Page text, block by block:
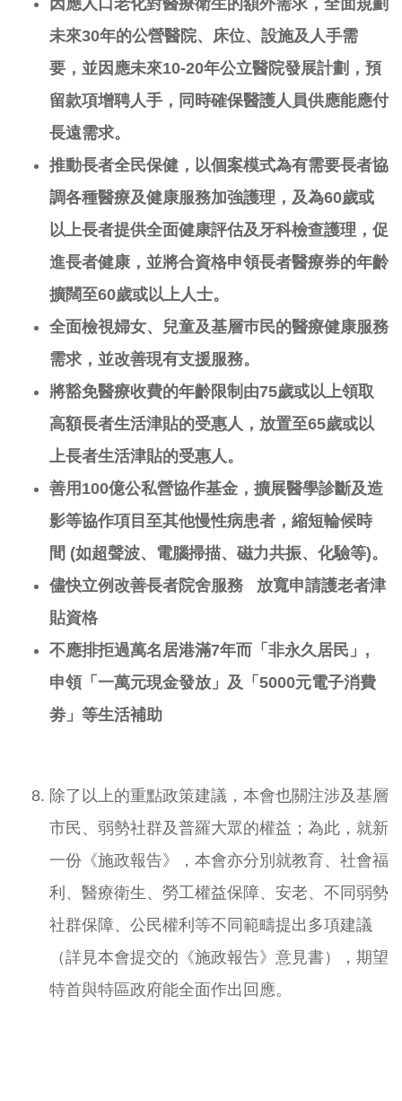
因應人口老化對醫療衛生的額外需求，全面規劃
未來30年的公營醫院、床位、設施及人手需
要，並因應未來10-20年公立醫院發展計劃，預
留款項增聘人手，同時確保醫護人員供應能應付
長遠需求。
推動長者全民保健，以個案模式為有需要長者協
調各種醫療及健康服務加強護理 ，及為60歲或
以上長者提供全面健康評估及牙科檢查護理，促
進長者健康，並將合資格申領長者醫療券的年齡
擴闊至60歲或以上人士。
全面檢視婦女、兒童及基層巿民的醫療健康服務
需求，並改善現有支援服務。
將豁免醫療收費的年齡限制由75歲或以上領取
高額長者生活津貼的受惠人，放置至65歲或以
上長者生活津貼的受惠人。
善用100億公私營協作基金，擴展醫學診斷及造
影等協作項目至其他慢性病患者，縮短輪候時
間 (如超聲波、電腦掃描、磁力共振、化驗等)。
儘快立例改善長者院舍服務
放寬申請護老者津
貼資格
不應排拒過萬名居港滿7年而「非永久居民」 ,
申領「一萬元現金發放」及「 5000元電子消費
劵」等生活補助
除了以上的重點政策建議，本會也關注涉及基層
市民、弱勢社群及普羅大眾的權益；為此，就新
一份《施政報告》，本會亦分別就教育、社會福
利、醫療衛生、勞工權益保障、安老、不同弱勢
社群保障、公民權利等不同範疇提出多項建議
（詳見本會提交的《施政報告》意見書），期望
特首與特區政府能全面作出回應。